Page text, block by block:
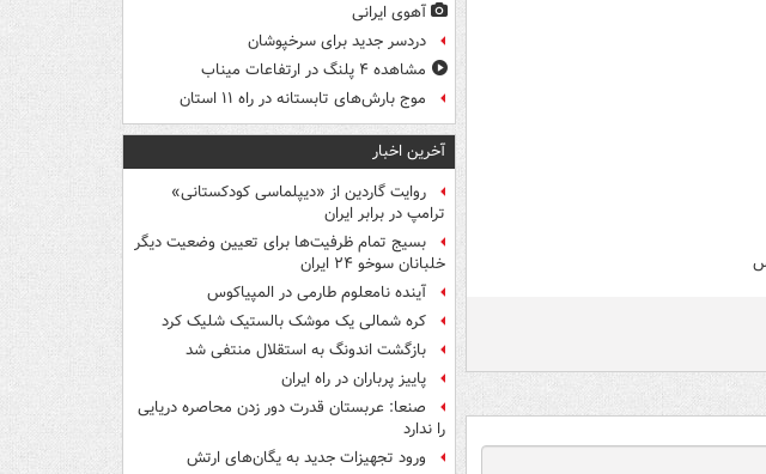
آهوی ایرانی
دردسر جدید برای سرخپوشان
مشاهده ۴ پلنگ در ارتفاعات میناب
موج بارش‌های تابستانه در راه ۱۱ استان
آخرین اخبار
روایت گاردین از «دیپلماسی کودکستانی»
ترامپ در برابر ایران
بسیج تمام ظرفیت‌ها برای تعیین وضعیت دیگر
خلبانان سوخو ۲۴ ایران
آینده نامعلوم طارمی در المپیاکوس
کره شمالی یک موشک بالستیک شلیک کرد
بازگشت اندونگ به استقلال منتفی شد
پاییز پرباران در راه ایران
صنعا: عربستان قدرت دور زدن محاصره دریایی
را ندارد
ورود تجهیزات جدید به یگان‌های ارتش